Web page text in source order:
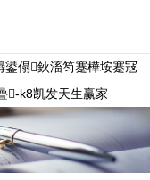
鍙傝鈥滀笉蹇樺垵蹇冦
-k8凯发天生赢家